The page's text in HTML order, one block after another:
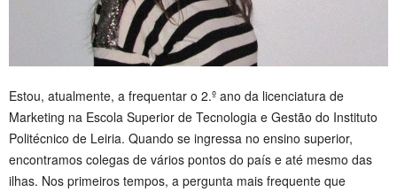
Estou, atualmente, a frequentar o 2.º ano da licenciatura de
Marketing na Escola Superior de Tecnologia e Gestão do Instituto
Politécnico de Leiria. Quando se ingressa no ensino superior,
encontramos colegas de vários pontos do país e até mesmo das
ilhas. Nos primeiros tempos, a pergunta mais frequente que